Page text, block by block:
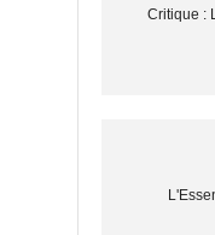
Critique :